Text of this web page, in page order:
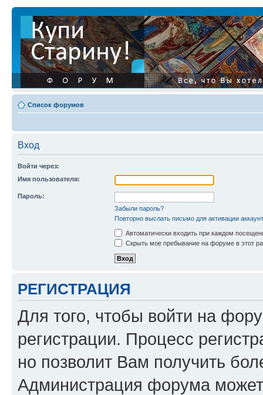
Список форумов
Вход
Войти через:
Имя пользователя:
Пароль:
Забыли пароль?
Повторно выслать письмо для активации
Автоматически входить при каждом
Скрыть мое пребывание на форуме в этот
РЕГИСТРАЦИЯ
Для того, чтобы войти на
регистрации. Процесс
но позволит Вам получить
Администрация форума может